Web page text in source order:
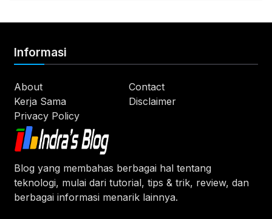
Blog yang membahas berbagai hal tentang
teknologi, mulai dari tutorial, tips & trik, review, dan
berbagai informasi menarik lainnya.
Informasi
About
Contact
Kerja Sama
Disclaimer
Privacy Policy